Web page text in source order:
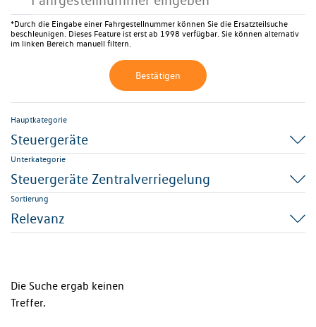
*Durch die Eingabe einer Fahrgestellnummer können Sie die Ersatzteilsuche
beschleunigen. Dieses Feature ist erst ab 1998 verfügbar. Sie können alternativ
im linken Bereich manuell filtern.
Bestätigen
Hauptkategorie
Steuergeräte
Unterkategorie
Steuergeräte Zentralverriegelung
Sortierung
Relevanz
Die Suche ergab keinen
Treffer.